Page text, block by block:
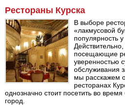
Рестораны Курска
В выборе
«лакмусовой
популярность
посещающие
уверенностью
обслуживания
мы расскажем
ресторанах
однозначно стоит посетить во
город.